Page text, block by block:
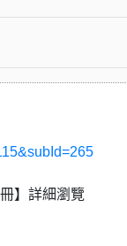
】詳細瀏覽